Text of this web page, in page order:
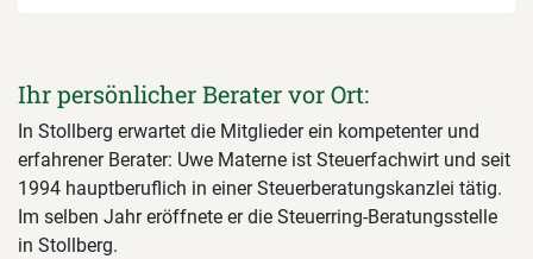
Ihr persönlicher Berater vor Ort:
In Stollberg erwartet die Mitglieder ein kompetenter und
erfahrener Berater: Uwe Materne ist Steuerfachwirt und seit
1994 hauptberuflich in einer Steuerberatungskanzlei tätig.
Im selben Jahr eröffnete er die Steuerring-Beratungsstelle
in Stollberg.